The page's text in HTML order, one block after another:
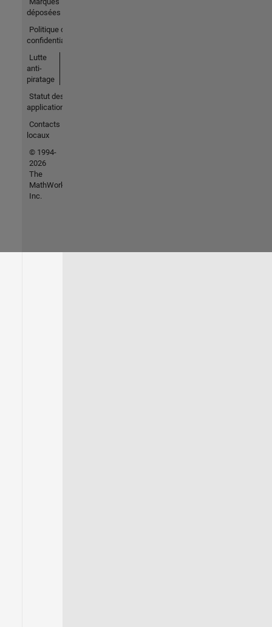
déposées
Politique de
confidentialité
Lutte
anti-
piratage
Statut des
applications
Contacts
locaux
© 1994-
2026
The
MathWorks,
Inc.